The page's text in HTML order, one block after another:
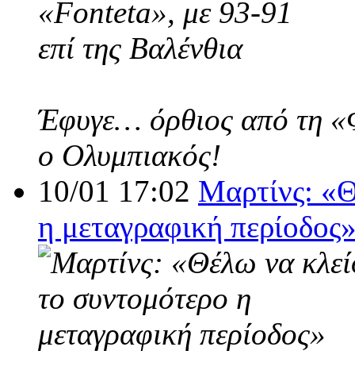
Έφυγε… όρθιος από τη
ο Ολυμπιακός!
10/01 17:02 Μαρτίνς:
η μεταγραφική